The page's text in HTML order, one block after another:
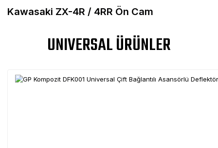
Kawasaki ZX-4R / 4RR Ön Cam
UNIVERSAL ÜRÜNLER